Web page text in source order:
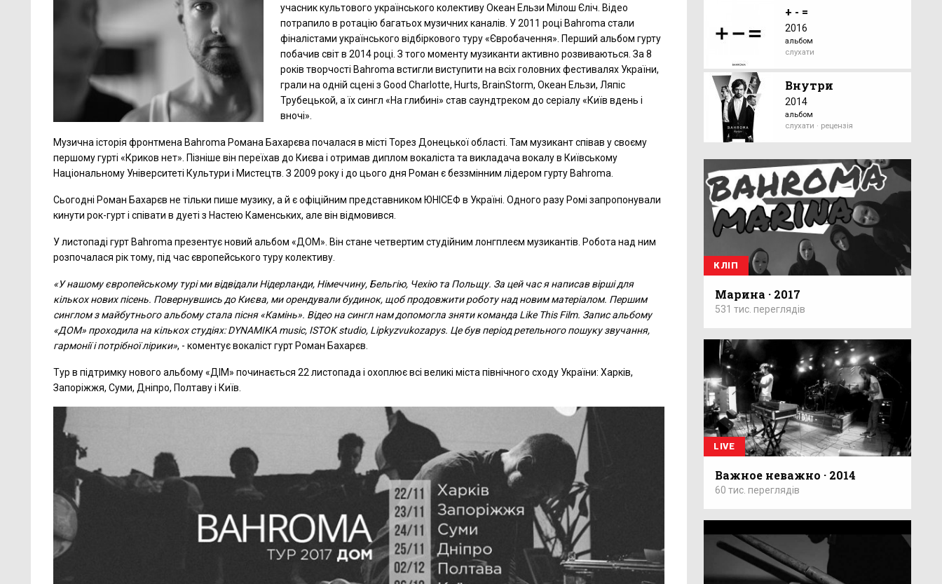
учасник культового українського колективу Океан Ельзи Мілош Єліч. Відео
потрапило в ротацію багатьох музичних каналів. У 2011 році Bahroma стали
фіналістами українського відбіркового туру «Євробачення». Перший альбом гурту
побачив світ в 2014 році. З того моменту музиканти активно розвиваються. За 8
років творчості Bahroma встигли виступити на всіх головних фестивалях України,
грали на одній сцені з Good Charlotte, Hurts, BrainStorm, Океан Ельзи, Ляпіс
Трубецькой, а їх сингл «На глибині» став саундтреком до серіалу «Київ вдень і
вночі».
Музична історія фронтмена Bahroma Романа Бахарєва почалася в місті Торез Донецької області. Там музикант співав у своєму
першому гурті «Криков нет». Пізніше він переїхав до Києва і отримав диплом вокаліста та викладача вокалу в Київському
Національному Університеті Культури і Мистецтв. З 2009 року і до цього дня Роман є беззмінним лідером гурту Bahroma.
Сьогодні Роман Бахарєв не тільки пише музику, а й є офіційним представником ЮНІСЕФ в Україні. Одного разу Ромі запропонували
кинути рок-гурт і співати в дуеті з Настею Каменських, але він відмовився.
У листопаді гурт Bahroma презентує новий альбом «ДОМ». Він стане четвертим студійним лонгплеєм музикантів. Робота над ним
розпочалася рік тому, під час європейського туру колективу.
«У нашому європейському турі ми відвідали Нідерланди, Німеччину, Бельгію, Чехію та Польщу. За цей час я написав вірші для
кількох нових пісень. Повернувшись до Києва, ми орендували будинок, щоб продовжити роботу над новим матеріалом. Першим
синглом з майбутнього альбому стала пісня «Камінь». Відео на сингл нам допомогла зняти команда Like This Film. Запис альбому
«ДОМ» проходила на кількох студіях: DYNAMIKA music, ISTOK studio, Lipkyzvukozapys. Це був період ретельного пошуку звучання,
гармонії і потрібної лірики», - коментує вокаліст гурт Роман Бахарєв.
Тур в підтримку нового альбому «ДІМ» починається 22 листопада і охоплює всі великі міста північного сходу України: Харків,
Запоріжжя, Суми, Дніпро, Полтаву і Київ.
+ - =
2016
альбом
слухати
Внутри
2014
альбом
слухати · рецензія
КЛІП
Марина · 2017
531 тис. переглядів
LIVE
Важное неважно · 2014
60 тис. переглядів